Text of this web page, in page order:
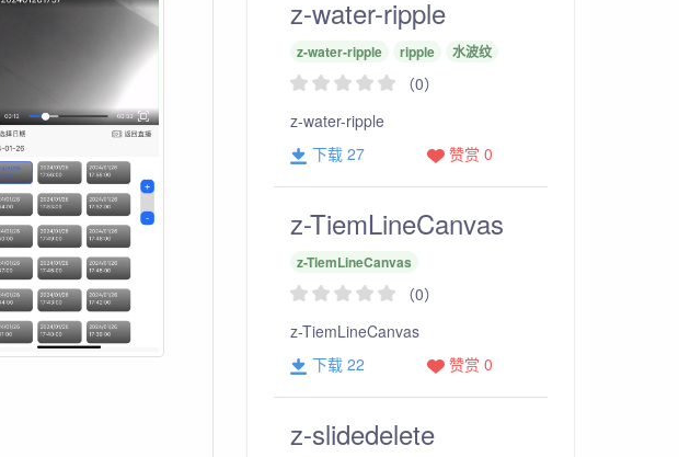
z-water-ripple
z-water-ripple ripple 水波纹
（0）
z-water-ripple
下载 27
赞赏 0
z-TiemLineCanvas
z-TiemLineCanvas
（0）
z-TiemLineCanvas
下载 22
赞赏 0
z-slidedelete